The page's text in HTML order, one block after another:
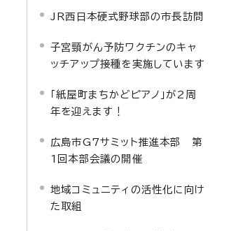
JR西日本硬式野球部の市長訪問
子宮頸がん予防ワクチンのキャ
ッチアップ接種を実施しています
「紙屋町まちかどピアノ」が2周
年を迎えます！
広島市G7サミット推進本部 第
1回本部会議の開催
地域コミュニティの活性化に向け
た取組